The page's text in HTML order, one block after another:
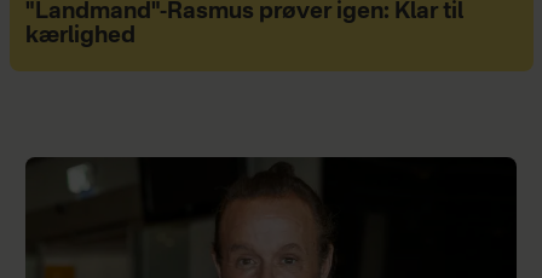
"Landmand"-Rasmus prøver igen: Klar til
kærlighed